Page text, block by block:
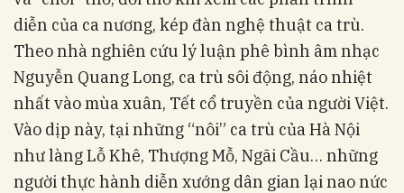
diễn của ca nương, kép đàn nghệ thuật ca trù.
Theo nhà nghiên cứu lý luận phê bình âm nhạc
Nguyễn Quang Long, ca trù sôi động, náo nhiệt
nhất vào mùa xuân, Tết cổ truyền của người Việt.
Vào dịp này, tại những “nôi” ca trù của Hà Nội
như làng Lỗ Khê, Thượng Mỗ, Ngãi Cầu… những
người thực hành diễn xướng dân gian lại nao nức